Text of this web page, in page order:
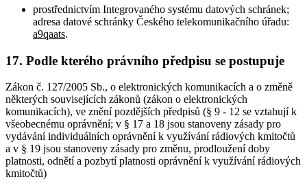
prostřednictvím Integrovaného systému datových schránek;
adresa datové schránky Českého telekomunikačního úřadu:
a9qaats.
17. Podle kterého právního předpisu se postupuje
Zákon č. 127/2005 Sb., o elektronických komunikacích a o změně
některých souvisejících zákonů (zákon o elektronických
komunikacích), ve znění pozdějších předpisů (§ 9 - 12 se vztahují k
všeobecnému oprávnění; v § 17 a 18 jsou stanoveny zásady pro
vydávání individuálních oprávnění k využívání rádiových kmitočtů
a v § 19 jsou stanoveny zásady pro změnu, prodloužení doby
platnosti, odnětí a pozbytí platnosti oprávnění k využívání rádiových
kmitočtů)